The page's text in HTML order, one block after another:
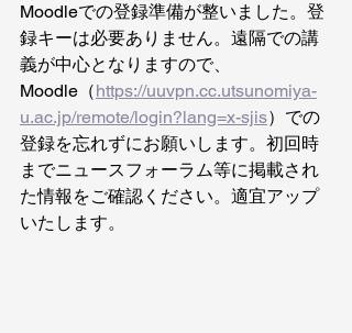
Moodleでの登録準備が整いました。登
録キーは必要ありません。遠隔での講
義が中心となりますので、
Moodle（https://uuvpn.cc.utsunomiya-
u.ac.jp/remote/login?lang=x-sjis）での
登録を忘れずにお願いします。初回時
までニュースフォーラム等に掲載され
た情報をご確認ください。適宜アップ
いたします。